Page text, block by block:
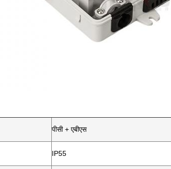
पीसी + एबीएस
IP55